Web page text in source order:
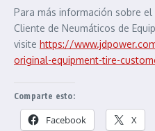
Para más información sobre
Cliente de Neumáticos de
visite https://
original-equipment-tire-
Comparte esto:
Facebook X